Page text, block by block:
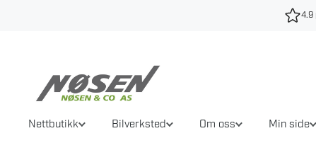
4.9
Nettbutikk Bilverksted Om oss Min side